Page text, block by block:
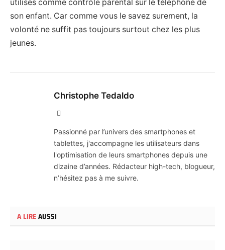
utilisés comme contrôle parental sur le téléphone de
son enfant. Car comme vous le savez surement, la
volonté ne suffit pas toujours surtout chez les plus
jeunes.
Christophe Tedaldo
Passionné par l’univers des smartphones et
tablettes, j'accompagne les utilisateurs dans
l'optimisation de leurs smartphones depuis une
dizaine d’années. Rédacteur high-tech, blogueur,
n’hésitez pas à me suivre.
A LIREAUSSI